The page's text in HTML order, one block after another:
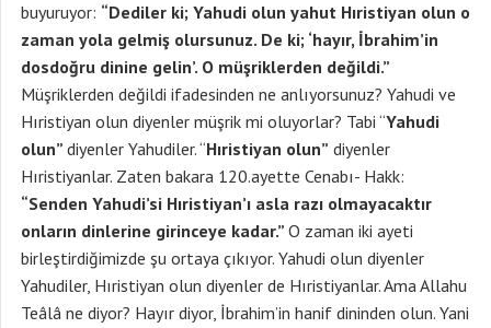
buyuruyor: “Dediler ki; Yahudi olun yahut Hıristiyan olun o
zaman yola gelmiş olursunuz. De ki; ‘hayır, İbrahim’in
dosdoğru dinine gelin’. O müşriklerden değildi.”
Müşriklerden değildi ifadesinden ne anlıyorsunuz? Yahudi ve
Hıristiyan olun diyenler müşrik mi oluyorlar? Tabi “Yahudi
olun” diyenler Yahudiler. “Hıristiyan olun” diyenler
Hıristiyanlar. Zaten bakara 120.ayette Cenabı- Hakk:
“Senden Yahudi’si Hıristiyan’ı asla razı olmayacaktır
onların dinlerine girinceye kadar.” O zaman iki ayeti
birleştirdiğimizde şu ortaya çıkıyor. Yahudi olun diyenler
Yahudiler, Hıristiyan olun diyenler de Hıristiyanlar. Ama Allahu
Teâlâ ne diyor? Hayır diyor, İbrahim’in hanif dininden olun. Yani